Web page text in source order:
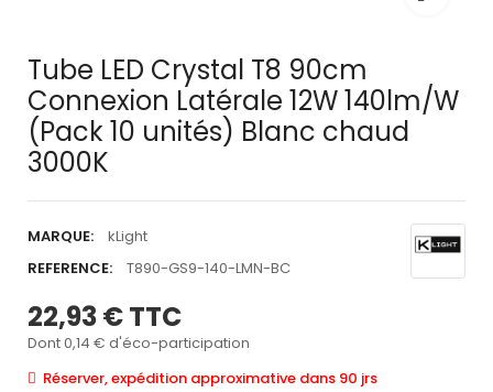
Tube LED Crystal T8 90cm
Connexion Latérale 12W 140lm/W
(Pack 10 unités) Blanc chaud
3000K
MARQUE:
kLight
REFERENCE:
T890-GS9-140-LMN-BC
22,93 €TTC
Dont 0,14 € d'éco-participation
Réserver, expédition approximative dans 90 jrs